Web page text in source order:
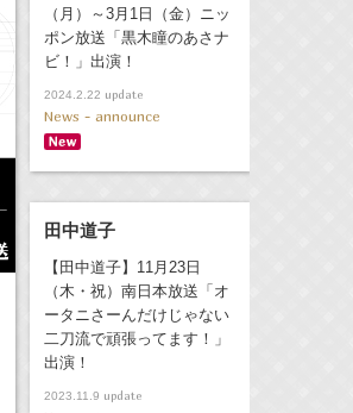
（月）～3月1日（金）ニッ
ポン放送「黒木瞳のあさナ
ビ！」出演！
2024.2.22 update
News - announce
田中道子
【田中道子】11月23日
（木・祝）南日本放送「オ
ータニさーんだけじゃない
二刀流で頑張ってます！」
出演！
2023.11.9 update